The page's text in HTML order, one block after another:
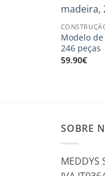
Modelo
246 peças
59.90€
SOBRE
MEDDYS